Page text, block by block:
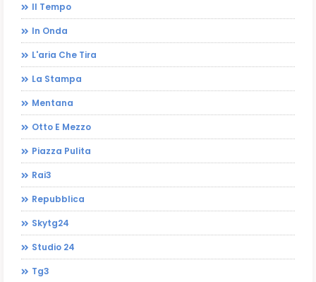
Il Tempo
In Onda
L'aria Che Tira
La Stampa
Mentana
Otto E Mezzo
Piazza Pulita
Rai3
Repubblica
Skytg24
Studio 24
Tg3